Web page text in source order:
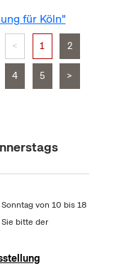
für Köln"
< 1 2
4 5 >
von 10 bis 18
bitte der